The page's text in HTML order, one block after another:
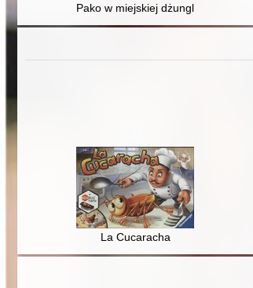
Pako w miejskiej dżungli
La Cucaracha